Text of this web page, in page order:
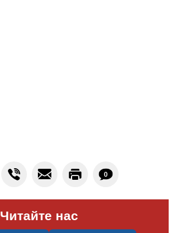
0
Читайте нас